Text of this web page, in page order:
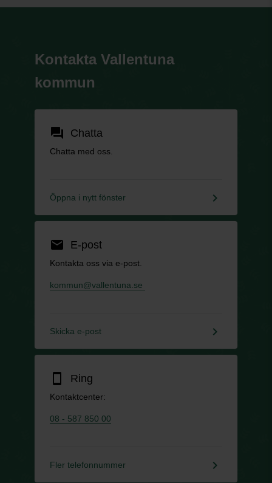
Kontakta Vallentuna
kommun
forum Chatta
Chatta med oss.
Öppna i nytt fönster keyboard_arrow_right
email E-post
Kontakta oss via e-post.
kommun@vallentuna.se
Skicka e-post keyboard_arrow_right
smartphone Ring
Kontaktcenter:
08 - 587 850 00
Fler telefonnummer keyboard_arrow_right